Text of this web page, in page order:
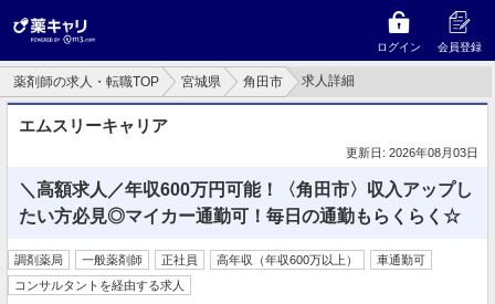
ログイン 会員登録
薬剤師の求人・転職TOP 宮城県 角田市 求人詳細
エムスリーキャリア
更新日: 2026年08月03日
＼高額求人／年収600万円可能！〈角田市〉収入アップし
たい方必見◎マイカー通勤可！毎日の通勤もらくらく☆
調剤薬局 一般薬剤師 正社員 高年収（年収600万以上）
車通勤可
コンサルタントを経由する求人